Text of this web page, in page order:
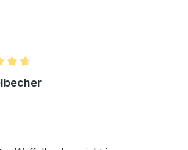
Bewertung von 4.67 von 5